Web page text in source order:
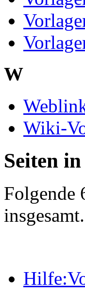
W
Wiki-
Seiten
Folgende
insgesamt.